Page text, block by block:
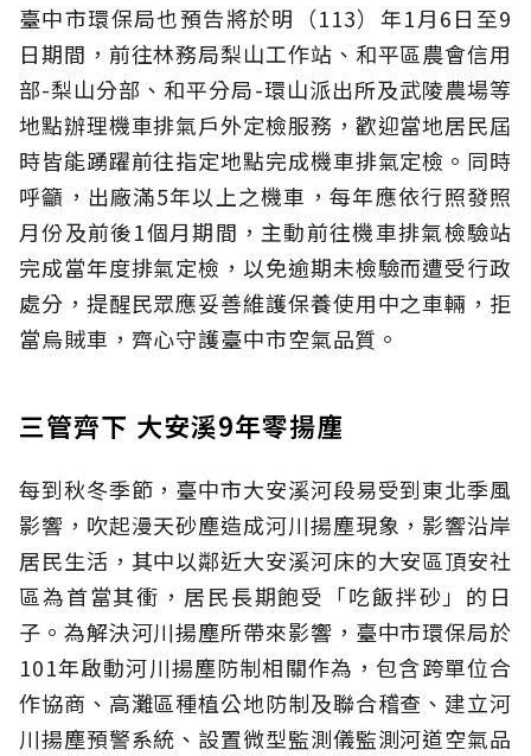
臺中市環保局也預告將於明（113）年1月6日至9
日期間，前往林務局梨山工作站、和平區農會信用
部-梨山分部、和平分局-環山派出所及武陵農場等
地點辦理機車排氣戶外定檢服務，歡迎當地居民屆
時皆能踴躍前往指定地點完成機車排氣定檢。同時
呼籲，出廠滿5年以上之機車，每年應依行照發照
月份及前後1個月期間，主動前往機車排氣檢驗站
完成當年度排氣定檢，以免逾期未檢驗而遭受行政
處分，提醒民眾應妥善維護保養使用中之車輛，拒
當烏賊車，齊心守護臺中市空氣品質。
三管齊下 大安溪9年零揚塵
每到秋冬季節，臺中市大安溪河段易受到東北季風
影響，吹起漫天砂塵造成河川揚塵現象，影響沿岸
居民生活，其中以鄰近大安溪河床的大安區頂安社
區為首當其衝，居民長期飽受「吃飯拌砂」的日
子。為解決河川揚塵所帶來影響，臺中市環保局於
101年啟動河川揚塵防制相關作為，包含跨單位合
作協商、高灘區種植公地防制及聯合稽查、建立河
川揚塵預警系統、設置微型監測儀監測河道空氣品